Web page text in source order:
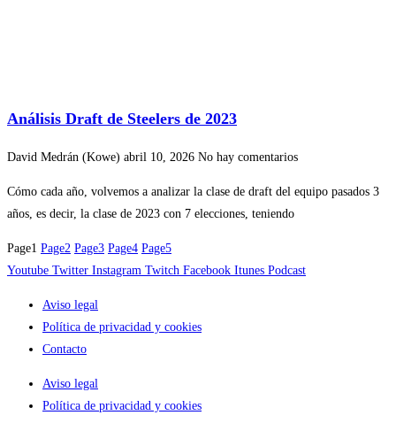
Análisis Draft de Steelers de 2023
David Medrán (Kowe) abril 10, 2026 No hay comentarios
Cómo cada año, volvemos a analizar la clase de draft del equipo pasados 3
años, es decir, la clase de 2023 con 7 elecciones, teniendo
Page1 Page2 Page3 Page4 Page5
Youtube Twitter Instagram Twitch Facebook Itunes Podcast
Aviso legal
Política de privacidad y cookies
Contacto
Aviso legal
Política de privacidad y cookies